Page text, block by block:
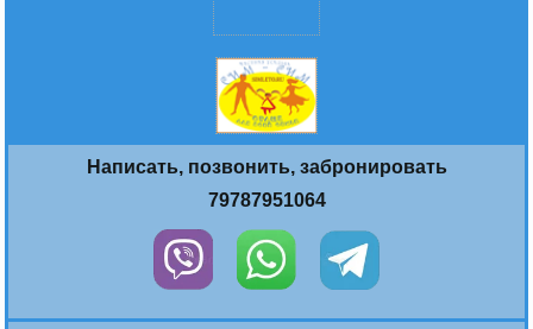
Написать, позвонить, забронировать
79787951064